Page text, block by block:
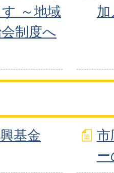
～地域
制度へ
基金
市